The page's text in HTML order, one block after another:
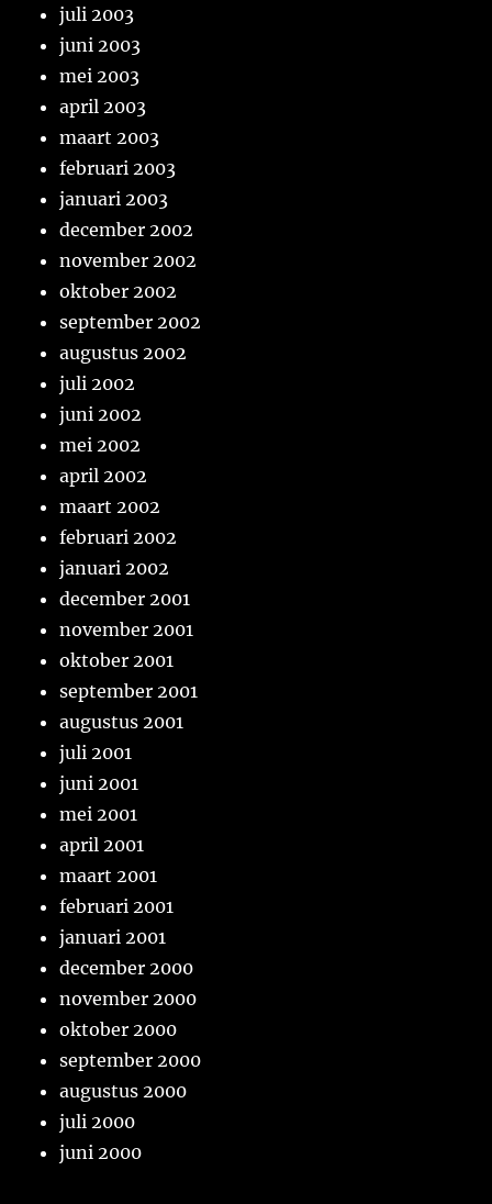
juli 2003
juni 2003
mei 2003
april 2003
maart 2003
februari 2003
januari 2003
december 2002
november 2002
oktober 2002
september 2002
augustus 2002
juli 2002
juni 2002
mei 2002
april 2002
maart 2002
februari 2002
januari 2002
december 2001
november 2001
oktober 2001
september 2001
augustus 2001
juli 2001
juni 2001
mei 2001
april 2001
maart 2001
februari 2001
januari 2001
december 2000
november 2000
oktober 2000
september 2000
augustus 2000
juli 2000
juni 2000